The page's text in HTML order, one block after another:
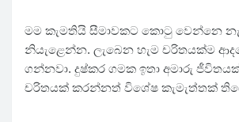
මම කැමතියි සීමාවකට කොටු වෙන්නෙ
නියැළෙන්න. ලැබෙන හැම චරිතයක්ම
ගන්නවා. දුෂ්කර ගමක ඉතා අමාරු
චරිතයක් කරන්නත් විශේෂ කැමැත්තක්